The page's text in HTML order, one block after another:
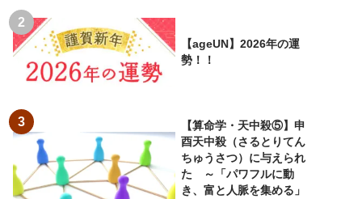
【ageUN】2026年の運
勢！！
【算命学・天中殺⑤】申
酉天中殺（さるとりてん
ちゅうさつ）に与えられ
た ～「パワフルに動
き、富と人脈を集める」